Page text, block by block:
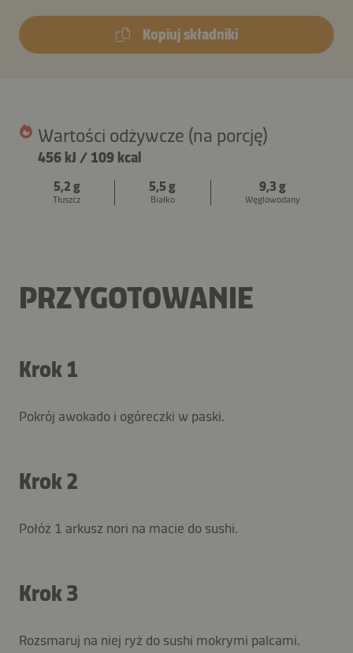
Kopiuj składniki
Wartości odżywcze (na porcję)
456 kJ / 109 kcal
5,2 g
Tłuszcz
5,5 g
Białko
9,3 g
Węglowodany
PRZYGOTOWANIE
Krok 1
Pokrój awokado i ogóreczki w paski.
Krok 2
Połóż 1 arkusz nori na macie do sushi.
Krok 3
Rozsmaruj na niej ryż do sushi mokrymi palcami.